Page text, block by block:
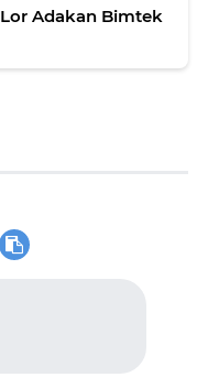
Adakan Bimtek